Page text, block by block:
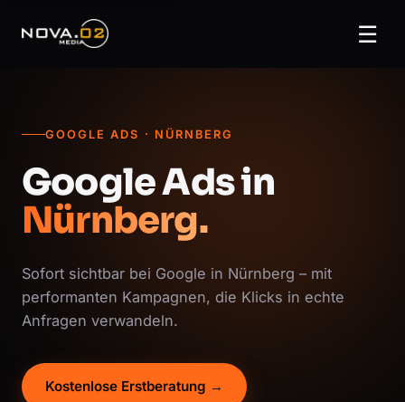
☰
GOOGLE ADS · NÜRNBERG
Google Ads in
Nürnberg.
Sofort sichtbar bei Google in Nürnberg – mit
performanten Kampagnen, die Klicks in echte
Anfragen verwandeln.
Kostenlose Erstberatung →